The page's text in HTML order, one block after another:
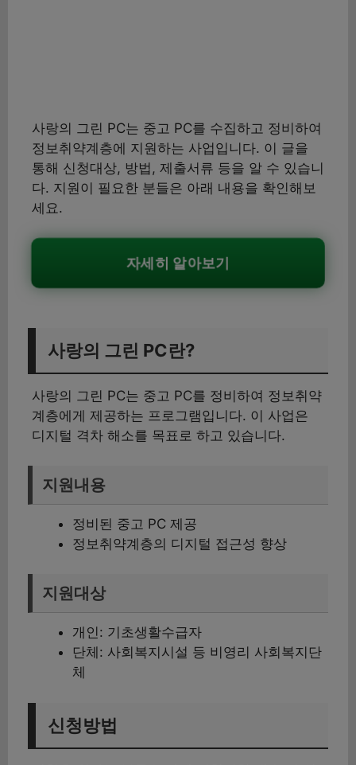
사랑의 그린 PC는 중고 PC를 수집하고 정비하여
정보취약계층에 지원하는 사업입니다. 이 글을
통해 신청대상, 방법, 제출서류 등을 알 수 있습니
다. 지원이 필요한 분들은 아래 내용을 확인해보
세요.
자세히 알아보기
사랑의 그린 PC란?
사랑의 그린 PC는 중고 PC를 정비하여 정보취약
계층에게 제공하는 프로그램입니다. 이 사업은
디지털 격차 해소를 목표로 하고 있습니다.
지원내용
정비된 중고 PC 제공
정보취약계층의 디지털 접근성 향상
지원대상
개인: 기초생활수급자
단체: 사회복지시설 등 비영리 사회복지단
체
신청방법